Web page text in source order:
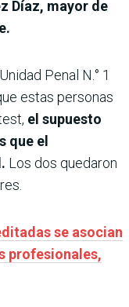
Díaz, mayor de
Penal N.° 1
estas personas
el supuesto
que el
Los dos quedaron
se asocian
profesionales,